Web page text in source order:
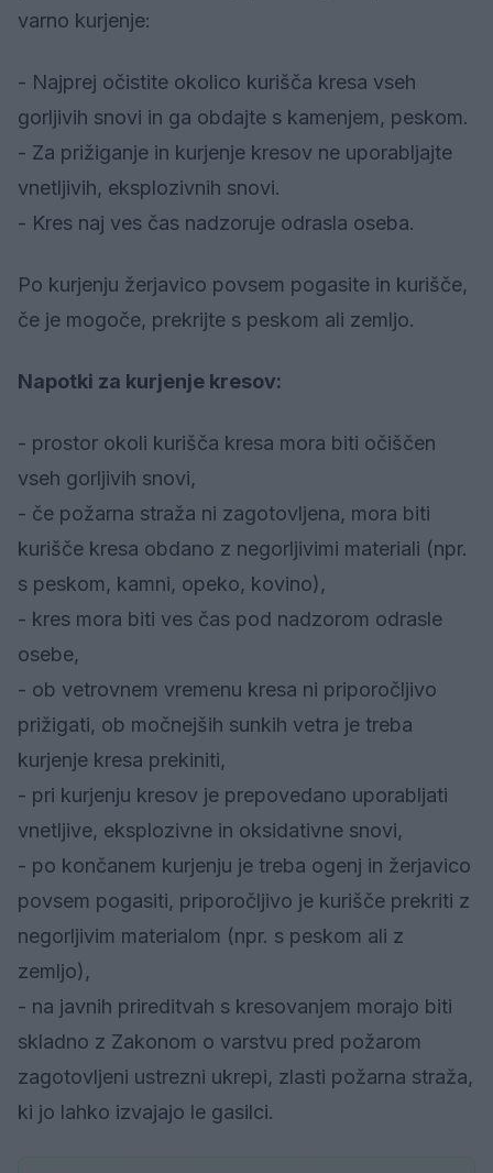
varno kurjenje:
- Najprej očistite okolico kurišča kresa vseh
gorljivih snovi in ga obdajte s kamenjem, peskom.
- Za prižiganje in kurjenje kresov ne uporabljajte
vnetljivih, eksplozivnih snovi.
- Kres naj ves čas nadzoruje odrasla oseba.
Po kurjenju žerjavico povsem pogasite in kurišče,
če je mogoče, prekrijte s peskom ali zemljo.
Napotki za kurjenje kresov:
- prostor okoli kurišča kresa mora biti očiščen
vseh gorljivih snovi,
- če požarna straža ni zagotovljena, mora biti
kurišče kresa obdano z negorljivimi materiali (npr.
s peskom, kamni, opeko, kovino),
- kres mora biti ves čas pod nadzorom odrasle
osebe,
- ob vetrovnem vremenu kresa ni priporočljivo
prižigati, ob močnejših sunkih vetra je treba
kurjenje kresa prekiniti,
- pri kurjenju kresov je prepovedano uporabljati
vnetljive, eksplozivne in oksidativne snovi,
- po končanem kurjenju je treba ogenj in žerjavico
povsem pogasiti, priporočljivo je kurišče prekriti z
negorljivim materialom (npr. s peskom ali z
zemljo),
- na javnih prireditvah s kresovanjem morajo biti
skladno z Zakonom o varstvu pred požarom
zagotovljeni ustrezni ukrepi, zlasti požarna straža,
ki jo lahko izvajajo le gasilci.